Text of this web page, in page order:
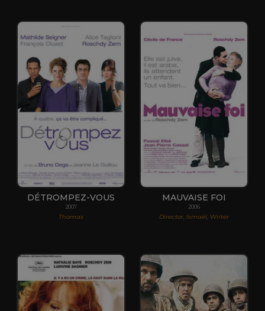
DÉTROMPEZ-VOUS
2007
Thomas
MAUVAISE FOI
2006
Director, Ismaël, Writer